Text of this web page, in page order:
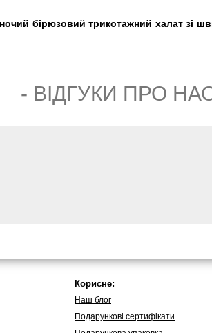
бірюзовий трикотажний халат зі
- ВIДГУКИ ПРО
Корисне:
Наш блог
Подарункові сертифікати